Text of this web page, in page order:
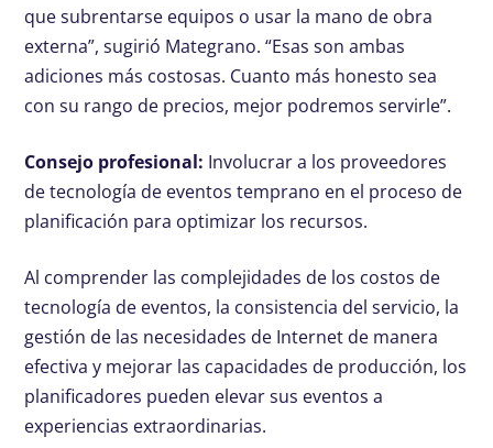
que subrentarse equipos o usar la mano de obra
externa”, sugirió Mategrano. “Esas son ambas
adiciones más costosas. Cuanto más honesto sea
con su rango de precios, mejor podremos servirle”.
Consejo profesional: Involucrar a los proveedores
de tecnología de eventos temprano en el proceso de
planificación para optimizar los recursos.
Al comprender las complejidades de los costos de
tecnología de eventos, la consistencia del servicio, la
gestión de las necesidades de Internet de manera
efectiva y mejorar las capacidades de producción, los
planificadores pueden elevar sus eventos a
experiencias extraordinarias.